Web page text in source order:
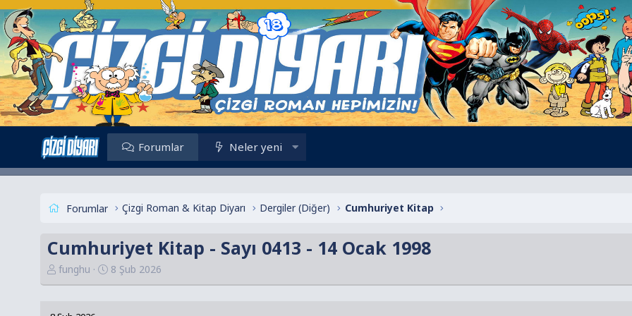
Forumlar Neler yeni
Forumlar Çizgi Roman & Kitap Diyarı Dergiler (Diğer) Cumhuriyet Kitap
Cumhuriyet Kitap - Sayı 0413 - 14 Ocak 1998
K
o
funghu
B
a
8 Şub 2026